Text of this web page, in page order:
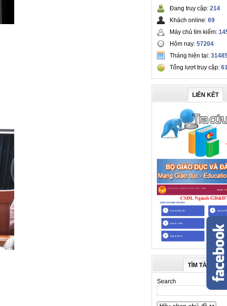
Đang truy cập: 214
Khách online: 69
Máy chủ tìm kiếm:
Hôm nay: 57204
Tháng hiện tại:
Tổng lượt truy cập:
LIÊN KẾT
TÌM TÀI LIỆU
Search